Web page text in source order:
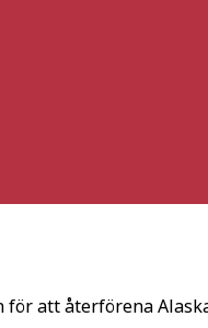
att återförena